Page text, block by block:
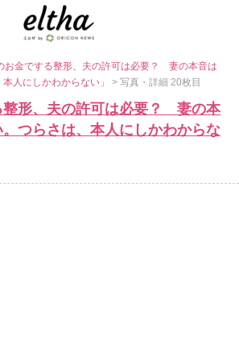
お金でする整形、夫の許可は必要？ 妻の本音は
本人にしかわからない」> 写真・詳細 20枚目
整形、夫の許可は必要？ 妻の本
つらさは、本人にしかわからな